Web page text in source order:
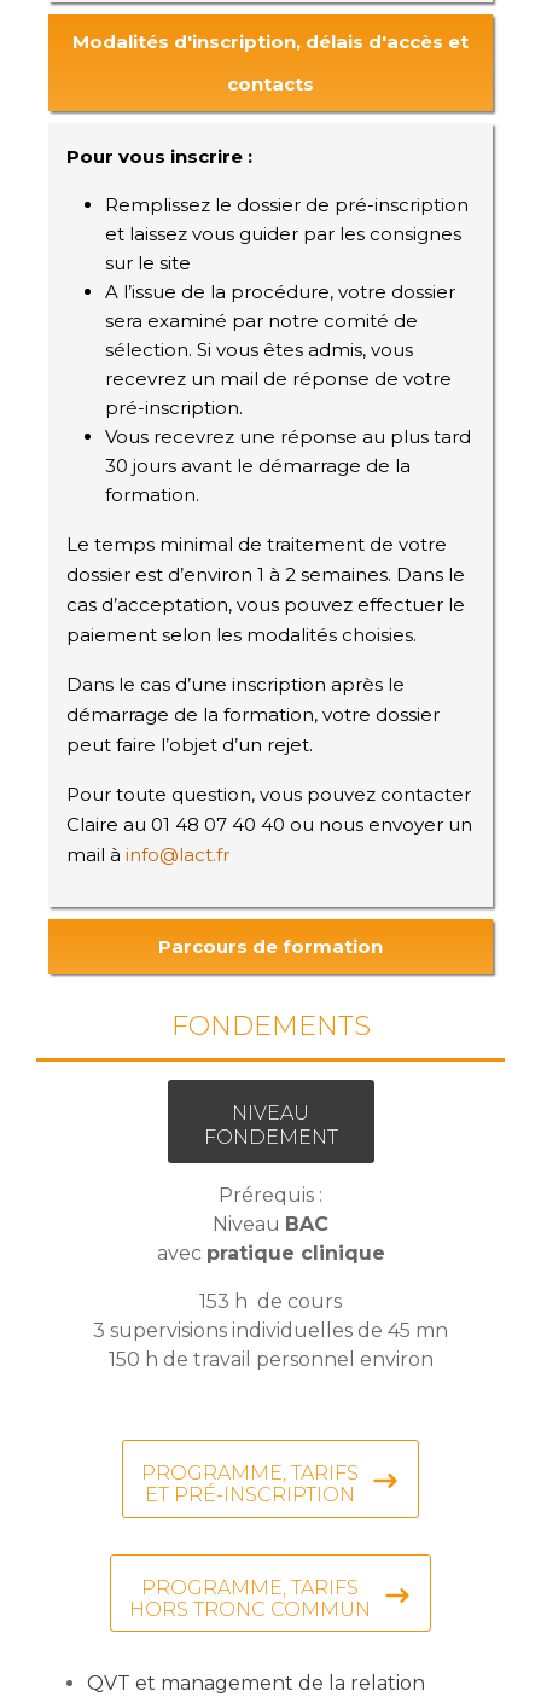
Modalités d'inscription, délais d'accès et
contacts
Pour vous inscrire :
Remplissez le dossier de pré-inscription
et laissez vous guider par les consignes
sur le site
A l’issue de la procédure, votre dossier
sera examiné par notre comité de
sélection. Si vous êtes admis, vous
recevrez un mail de réponse de votre
pré-inscription.
Vous recevrez une réponse au plus tard
30 jours avant le démarrage de la
formation.
Le temps minimal de traitement de votre
dossier est d’environ 1 à 2 semaines. Dans le
cas d’acceptation, vous pouvez effectuer le
paiement selon les modalités choisies.
Dans le cas d’une inscription après le
démarrage de la formation, votre dossier
peut faire l’objet d’un rejet.
Pour toute question, vous pouvez contacter
Claire au 01 48 07 40 40 ou nous envoyer un
mail à info@lact.fr
Parcours de formation
FONDEMENTS
NIVEAU
FONDEMENT
Prérequis :
Niveau BAC
avec pratique clinique
153 h de cours
3 supervisions individuelles de 45 mn
150 h de travail personnel environ
PROGRAMME, TARIFS
ET PRÉ-INSCRIPTION
PROGRAMME, TARIFS
HORS TRONC COMMUN
QVT et management de la relation